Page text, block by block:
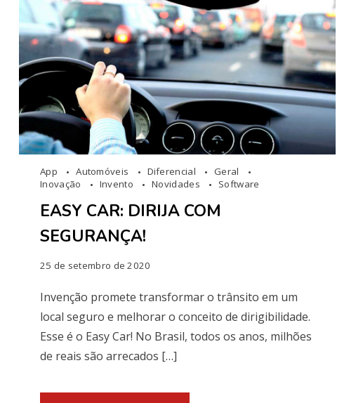
App Automóveis Diferencial
Geral
Inovação
Invento Novidades Software
EASY CAR: DIRIJA COM
SEGURANÇA!
25 de setembro de 2020
Invenção promete transformar o trânsito em um
local seguro e melhorar o conceito de dirigibilidade.
Esse é o Easy Car! No Brasil, todos os anos, milhões
de reais são arrecados […]